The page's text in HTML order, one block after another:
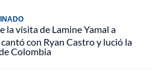
la visita de Lamine Yamal a
con Ryan Castro y lució la
Colombia